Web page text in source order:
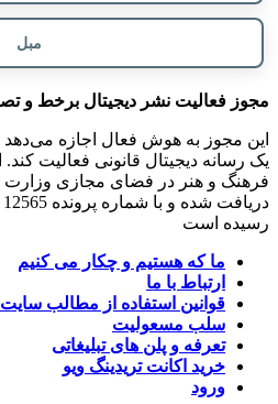
مبل
مجوز فعالیت نشر دیجیتال برخط و
این مجوز به هوش فعال اجازه
یک رسانه دیجیتال قانونی فعالیت
فرهنگ و هنر در فضای مجازی وزارت
رسیده است
ما که هستیم و چکار می کنیم
ارتباط با ما
قوانین استفاده از مطالب سایت
سلب مسعولیت
تعرفه و پلن های تبلیغاتی
خرید اکانت تریدینگ ویو
ورود